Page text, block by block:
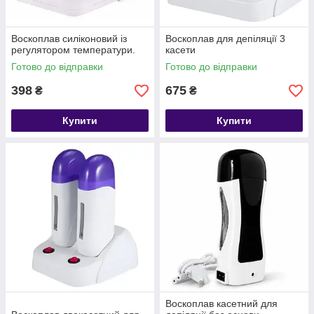
Воскоплав силіконовий із
регулятором температури.
Готово до відправки
398 ₴
Купити
Воскоплав для депіляції 3
касети
Готово до відправки
675 ₴
Купити
Воскоплав касетний для